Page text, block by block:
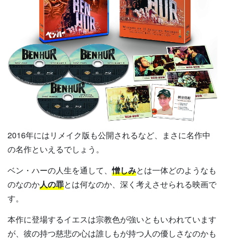
2016年にはリメイク版も公開されるなど、まさに名作中
の名作といえるでしょう。
ベン・ハーの人生を通して、憎しみとは一体どのようなも
のなのか人の罪とは何なのか、深く考えさせられる映画で
す。
本作に登場するイエスは宗教色が強いともいわれています
が、彼の持つ慈悲の心は誰しもが持つ人の優しさなのかも